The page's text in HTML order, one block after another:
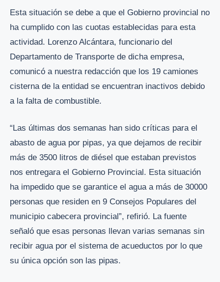
Esta situación se debe a que el Gobierno provincial no
ha cumplido con las cuotas establecidas para esta
actividad. Lorenzo Alcántara, funcionario del
Departamento de Transporte de dicha empresa,
comunicó a nuestra redacción que los 19 camiones
cisterna de la entidad se encuentran inactivos debido
a la falta de combustible.
“Las últimas dos semanas han sido críticas para el
abasto de agua por pipas, ya que dejamos de recibir
más de 3500 litros de diésel que estaban previstos
nos entregara el Gobierno Provincial. Esta situación
ha impedido que se garantice el agua a más de 30000
personas que residen en 9 Consejos Populares del
municipio cabecera provincial”, refirió. La fuente
señaló que esas personas llevan varias semanas sin
recibir agua por el sistema de acueductos por lo que
su única opción son las pipas.